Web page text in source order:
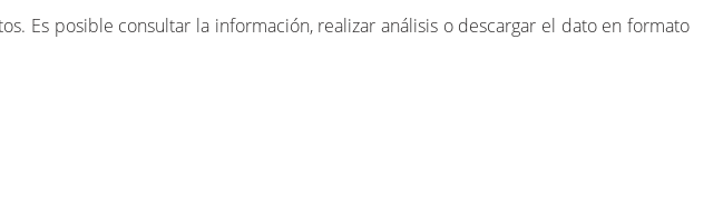
Es posible consultar la información, realizar análisis o descargar el dato en formato